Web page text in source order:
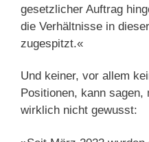
gesetzlicher Auftrag
die Verhältnisse in
zugespitzt.«
Und keiner, vor allem
Positionen, kann
wirklich nicht gewusst: